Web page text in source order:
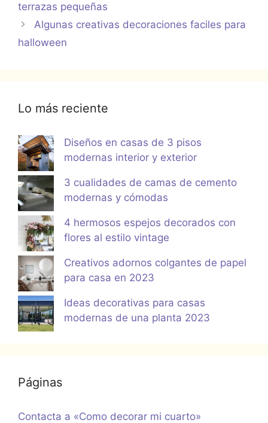
terrazas pequeñas
Algunas creativas decoraciones faciles para
halloween
Lo más reciente
Diseños en casas de 3 pisos
modernas interior y exterior
3 cualidades de camas de cemento
modernas y cómodas
4 hermosos espejos decorados con
flores al estilo vintage
Creativos adornos colgantes de papel
para casa en 2023
Ideas decorativas para casas
modernas de una planta 2023
Páginas
Contacta a «Como decorar mi cuarto»